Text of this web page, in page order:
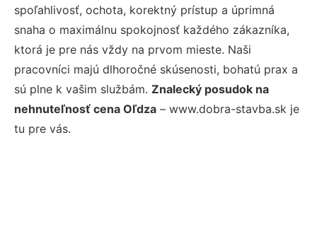
spoľahlivosť, ochota, korektný prístup a úprimná
snaha o maximálnu spokojnosť každého zákazníka,
ktorá je pre nás vždy na prvom mieste. Naši
pracovníci majú dlhoročné skúsenosti, bohatú prax a
sú plne k vašim službám. Znalecký posudok na
nehnuteľnosť cena Oľdza – www.dobra-stavba.sk je
tu pre vás.